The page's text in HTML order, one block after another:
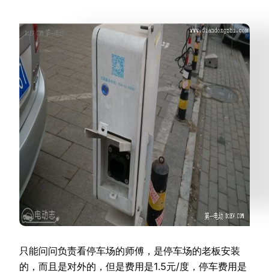
只能问问负责看停车场的师傅，是停车场的老板安装
的，而且是对外的，但是费用是1.5元/度，停车费用是